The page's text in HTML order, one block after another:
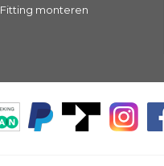
Fitting monteren